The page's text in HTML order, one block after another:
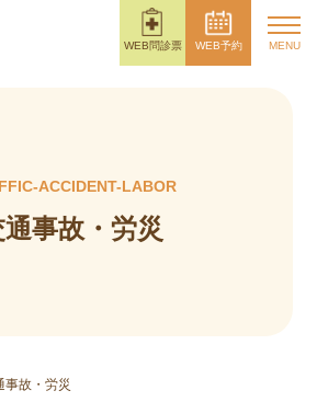
WEB問診票 WEB予約
ACCIDENT-LABOR
事故・労災
事故・労災